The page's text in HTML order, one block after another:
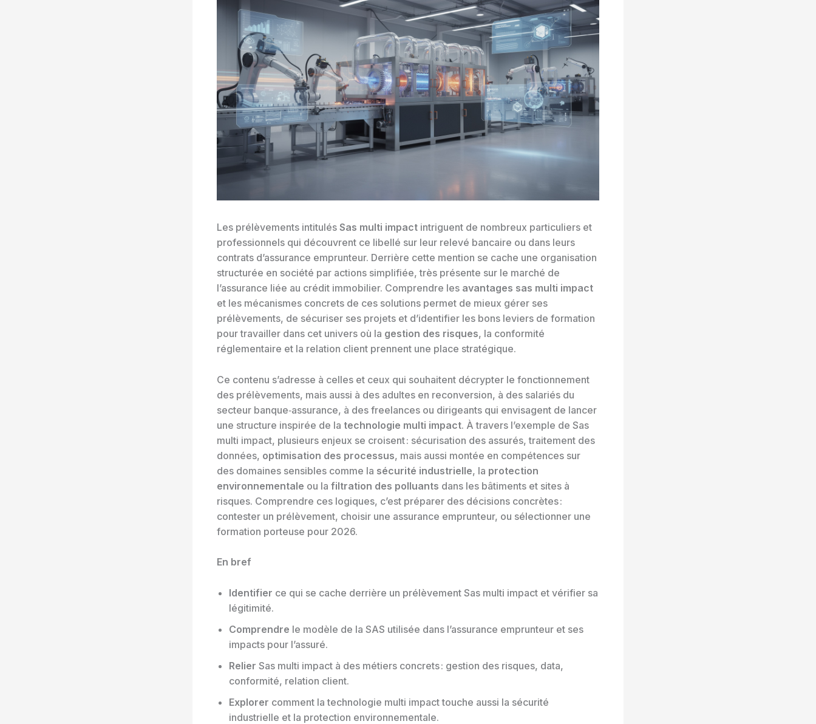
Les prélèvements intitulés Sas multi impact intriguent de nombreux particuliers et
professionnels qui découvrent ce libellé sur leur relevé bancaire ou dans leurs
contrats d’assurance emprunteur. Derrière cette mention se cache une organisation
structurée en société par actions simplifiée, très présente sur le marché de
l’assurance liée au crédit immobilier. Comprendre les avantages sas multi impact
et les mécanismes concrets de ces solutions permet de mieux gérer ses
prélèvements, de sécuriser ses projets et d’identifier les bons leviers de formation
pour travailler dans cet univers où la gestion des risques, la conformité
réglementaire et la relation client prennent une place stratégique.
Ce contenu s’adresse à celles et ceux qui souhaitent décrypter le fonctionnement
des prélèvements, mais aussi à des adultes en reconversion, à des salariés du
secteur banque‑assurance, à des freelances ou dirigeants qui envisagent de lancer
une structure inspirée de la technologie multi impact. À travers l’exemple de Sas
multi impact, plusieurs enjeux se croisent : sécurisation des assurés, traitement des
données, optimisation des processus, mais aussi montée en compétences sur
des domaines sensibles comme la sécurité industrielle, la protection
environnementale ou la filtration des polluants dans les bâtiments et sites à
risques. Comprendre ces logiques, c’est préparer des décisions concrètes :
contester un prélèvement, choisir une assurance emprunteur, ou sélectionner une
formation porteuse pour 2026.
En bref
Identifier ce qui se cache derrière un prélèvement Sas multi impact et vérifier sa
légitimité.
Comprendre le modèle de la SAS utilisée dans l’assurance emprunteur et ses
impacts pour l’assuré.
Relier Sas multi impact à des métiers concrets : gestion des risques, data,
conformité, relation client.
Explorer comment la technologie multi impact touche aussi la sécurité
industrielle et la protection environnementale.